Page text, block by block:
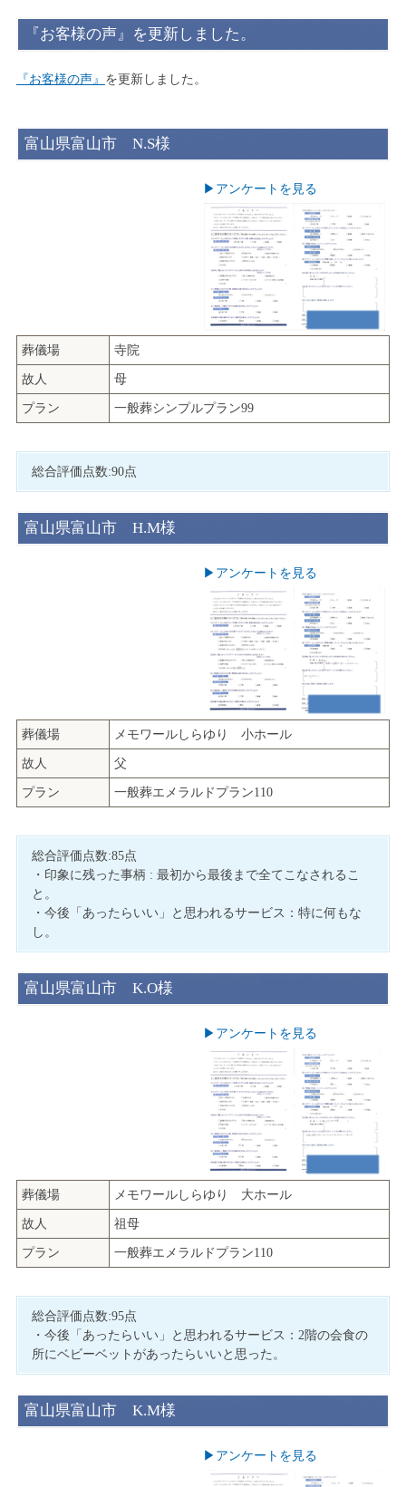
『お客様の声』を更新しました。
『お客様の声』 を更新しました。
富山県富山市 N.S様
▶︎アンケートを見る
葬儀場 寺院
故人 母
プラン 一般葬シンプルプラン99
総合評価点数:90点
富山県富山市 H.M様
▶︎アンケートを見る
葬儀場 メモワールしらゆり 小ホール
故人 父
プラン 一般葬エメラルドプラン110
総合評価点数:85点
・印象に残った事柄 : 最初から最後まで全てこなされるこ
と。
・今後「あったらいい」と思われるサービス：特に何もな
し。
富山県富山市 K.O様
▶︎アンケートを見る
葬儀場 メモワールしらゆり 大ホール
故人 祖母
プラン 一般葬エメラルドプラン110
総合評価点数:95点
・今後「あったらいい」と思われるサービス：2階の会食の
所にベビーベットがあったらいいと思った。
富山県富山市 K.M様
▶︎アンケートを見る